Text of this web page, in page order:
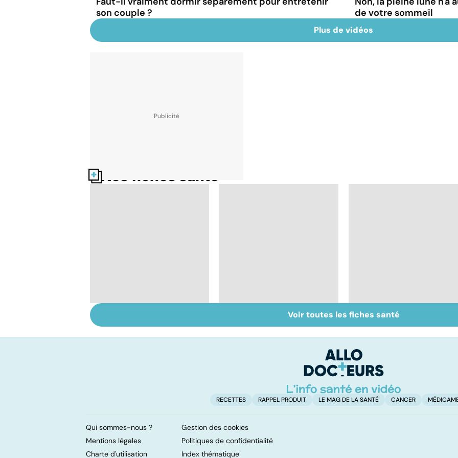
son couple ?
de votre sommeil
Plus de vidéos
Nos fiches santé
crises de sommeil
Bien dormir, mais...
sans médicaments !
Le mystère de la
fibromyalgie
Voir toutes les fiches santé
RECETTES RAPPEL PRODUIT LE MAG DE LA SANTÉ CANCER
Qui sommes-nous ?
Gestion des cookies
Mentions légales
Politiques de confidentialité
Charte d'utilisation
Index thématique